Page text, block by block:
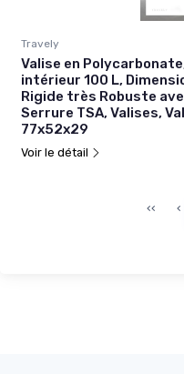
Travely
Valise en
intérieur 100 L,
Rigide très Robuste
Serrure TSA, Valises,
77x52x29
Voir le détail
‹‹ ‹